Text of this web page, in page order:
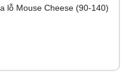
lỗ Mouse Cheese (90-140)